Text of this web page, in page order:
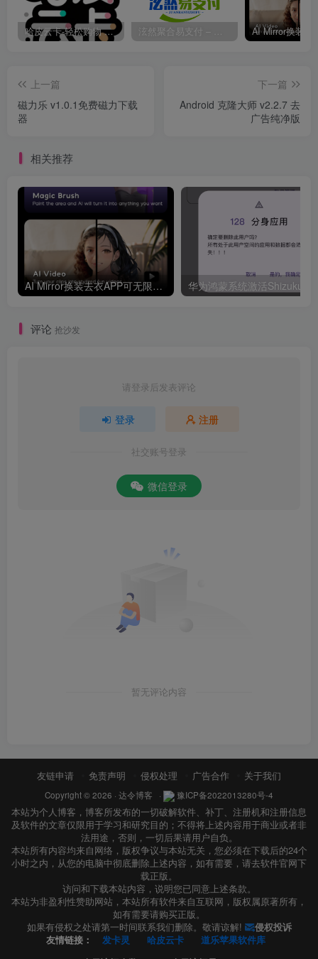
哈皮云卡-轻松购物 即买即发 泫然聚合易支付 – 行业领先的免签约支付平台
上一篇
磁力乐 v1.0.1免费磁力下载
器
下一篇
Android 克隆大师 v2.2.7 去
广告纯净版
相关推荐
AI Mirror换装去衣APP可无限白嫖！
评论 抢沙发
请登录后发表评论
登录 注册
社交账号登录
微信登录
暂无评论内容
友链申请 免责声明 侵权处理 广告合作 关于我们
Copyright © 2026 · 达令博客 · 豫ICP备2022013280号-4
本站为个人博客，博客所发布的一切破解软件、补丁、注册机和注册信息
及软件的文章仅限用于学习和研究目的；不得将上述内容用于商业或者非
法用途，否则，一切后果请用户自负。
本站所有内容均来自网络，版权争议与本站无关，您必须在下载后的24个
小时之内，从您的电脑中彻底删除上述内容，如有需要，请去软件官网下
载正版。
访问和下载本站内容，说明您已同意上述条款。
本站为非盈利性赞助网站，本站所有软件来自互联网，版权属原著所有，
如有需要请购买正版。
如果有侵权之处请第一时间联系我们删除。敬请谅解!
侵权投诉
友情链接：
发卡灵 哈皮云卡 道乐苹果软件库